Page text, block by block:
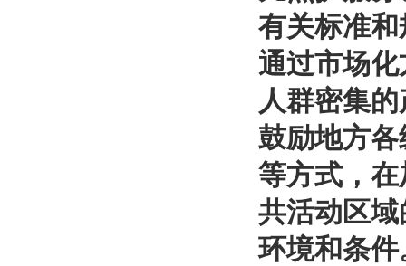
有关标准
通过市场
人群密集
鼓励地方
等方式，
共活动区
环境和条件